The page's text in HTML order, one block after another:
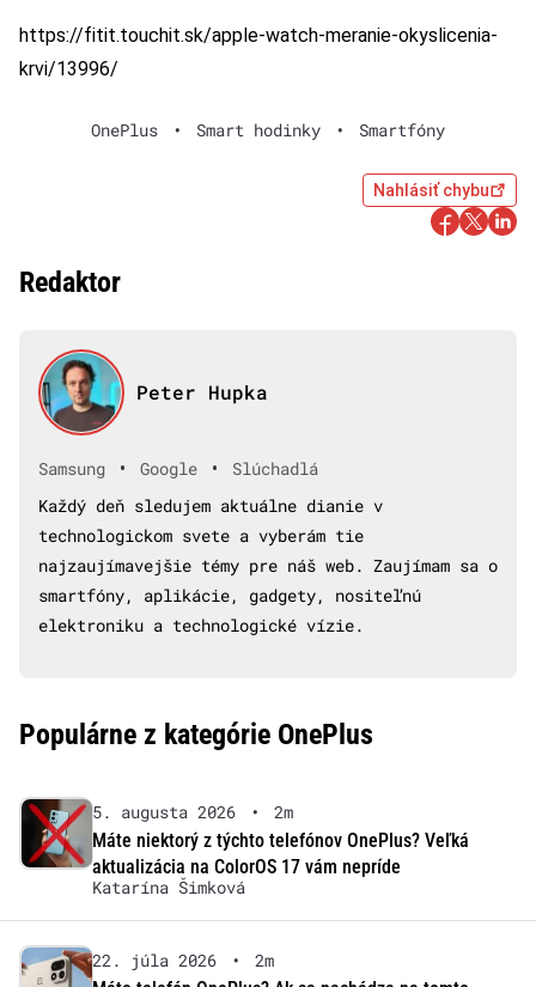
https://fitit.touchit.sk/apple-watch-meranie-okyslicenia-
krvi/13996/
OnePlus • Smart hodinky • Smartfóny
Nahlásiť chybu
Redaktor
Peter Hupka
Samsung • Google •
Slúchadlá
Každý deň sledujem aktuálne dianie v
technologickom svete a vyberám tie
najzaujímavejšie témy pre náš web. Zaujímam sa o
smartfóny, aplikácie, gadgety, nositeľnú
elektroniku a technologické vízie.
Populárne z kategórie OnePlus
5. augusta 2026 •
2m
Máte niektorý z týchto telefónov OnePlus? Veľká
aktualizácia na ColorOS 17 vám nepríde
Katarína Šimková
22. júla 2026 •
2m